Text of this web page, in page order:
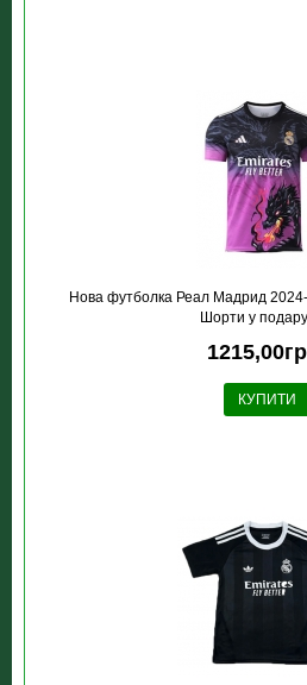
Нова футболка Реал Мадрид
Шорти у
КУПИТИ